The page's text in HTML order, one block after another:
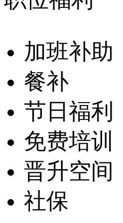
加班补助
餐补
节日福利
免费培训
晋升空间
社保